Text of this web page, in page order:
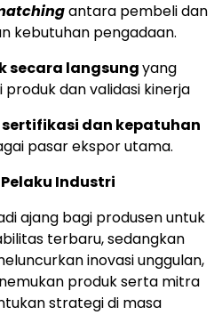
antara pembeli dan
kebutuhan pengadaan.
secara langsungyang
dan validasi kinerja
dan kepatuhan
pasar ekspor utama.
Industri
ajang bagi produsen untuk
terbaru, sedangkan
inovasi unggulan,
produk serta mitra
strategi di masa